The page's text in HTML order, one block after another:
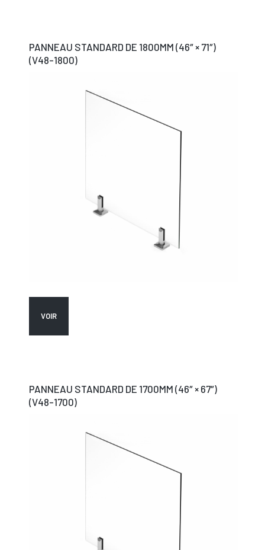
PANNEAU STANDARD DE 1800MM (46″ × 71″)
(V48-1800)
VOIR
PANNEAU STANDARD DE 1700MM (46″ × 67″)
(V48-1700)